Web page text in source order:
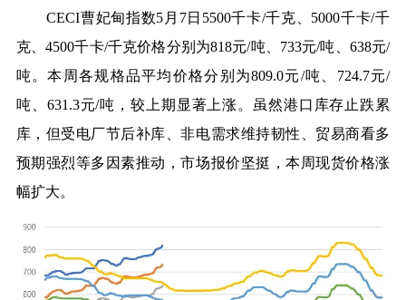
CECI曹妃甸指数5月7日5500千卡/千克、5000千卡/千
克、4500千卡/千克价格分别为818元/吨、733元/吨、638元/
吨。本周各规格品平均价格分别为809.0元/吨、724.7元/
吨、631.3元/吨，较上期显著上涨。虽然港口库存止跌累
库，但受电厂节后补库、非电需求维持韧性、贸易商看多
预期强烈等多因素推动，市场报价坚挺，本周现货价格涨
幅扩大。